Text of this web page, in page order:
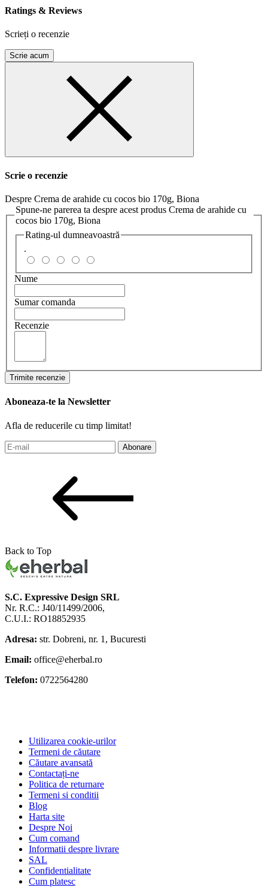
Ratings & Reviews
Scrieți o recenzie
Scrie acum
Scrie o recenzie
Despre Crema de arahide cu cocos bio 170g, Biona
Spune-ne parerea ta despre acest produs Crema de arahide cu
cocos bio 170g, Biona
Rating-ul dumneavoastră
.
Nume
Sumar comanda
Recenzie
Trimite recenzie
Aboneaza-te la Newsletter
Afla de reducerile cu timp limitat!
Abonare
Back to Top
S.C. Expressive Design SRL
Nr. R.C.: J40/11499/2006,
C.U.I.: RO18852935
Adresa: str. Dobreni, nr. 1, Bucuresti
Email: office@eherbal.ro
Telefon: 0722564280
Utilizarea cookie-urilor
Termeni de căutare
Căutare avansată
Contactați-ne
Politica de returnare
Termeni si conditii
Blog
Harta site
Despre Noi
Cum comand
Informatii despre livrare
SAL
Confidentialitate
Cum platesc